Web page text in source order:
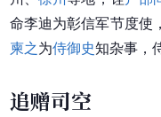
命李迪为彰信军节度使
柬之为侍御史知杂事，
追赠司空